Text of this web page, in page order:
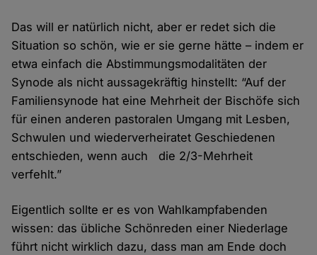
Das will er natürlich nicht, aber er redet sich die
Situation so schön, wie er sie gerne hätte – indem er
etwa einfach die Abstimmungsmodalitäten der
Synode als nicht aussagekräftig hinstellt: “Auf der
Familiensynode hat eine Mehrheit der Bischöfe sich
für einen anderen pastoralen Umgang mit Lesben,
Schwulen und wiederverheiratet Geschiedenen
entschieden, wenn auch die 2/3-Mehrheit
verfehlt.”
Eigentlich sollte er es von Wahlkampfabenden
wissen: das übliche Schönreden einer Niederlage
führt nicht wirklich dazu, dass man am Ende doch